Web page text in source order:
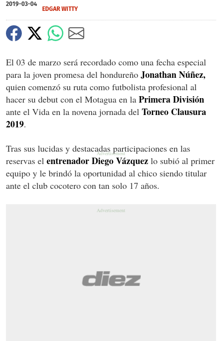
2019-03-04
EDGAR WITTY
El 03 de marzo será recordado como una fecha especial
para la joven promesa del hondureño Jonathan Núñez,
quien comenzó su ruta como futbolista profesional al
hacer su debut con el Motagua en la Primera División
ante el Vida en la novena jornada del Torneo Clausura
2019.
Tras sus lucidas y destacadas participaciones en las
reservas el entrenador Diego Vázquez lo subió al primer
equipo y le brindó la oportunidad al chico siendo titular
ante el club cocotero con tan solo 17 años.